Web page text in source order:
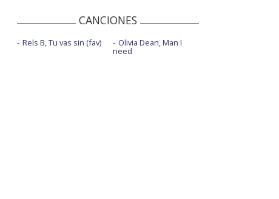
CANCIONES
Rels B, Tu vas sin (fav) Olivia Dean, Man I
need